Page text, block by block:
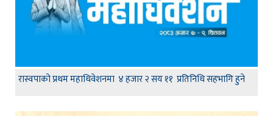
रास्वपाको प्रथम महाधिवेशनमा ४ हजार २ सय ११ प्रतिनिधि सहभागि हुने